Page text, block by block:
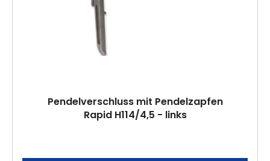
Pendelverschluss mit Pendelzapfen
Rapid H114/4,5 - links